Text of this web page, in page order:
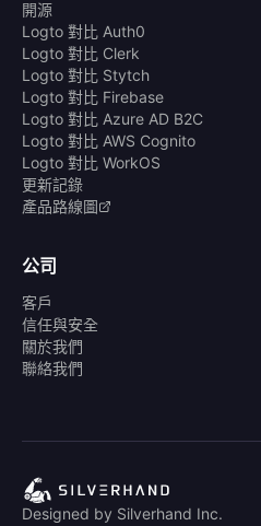
開源
Logto 對比 Auth0
Logto 對比 Clerk
Logto 對比 Stytch
Logto 對比 Firebase
Logto 對比 Azure AD B2C
Logto 對比 AWS Cognito
Logto 對比 WorkOS
更新記錄
產品路線圖
公司
客戶
信任與安全
關於我們
聯絡我們
Designed by Silverhand Inc.